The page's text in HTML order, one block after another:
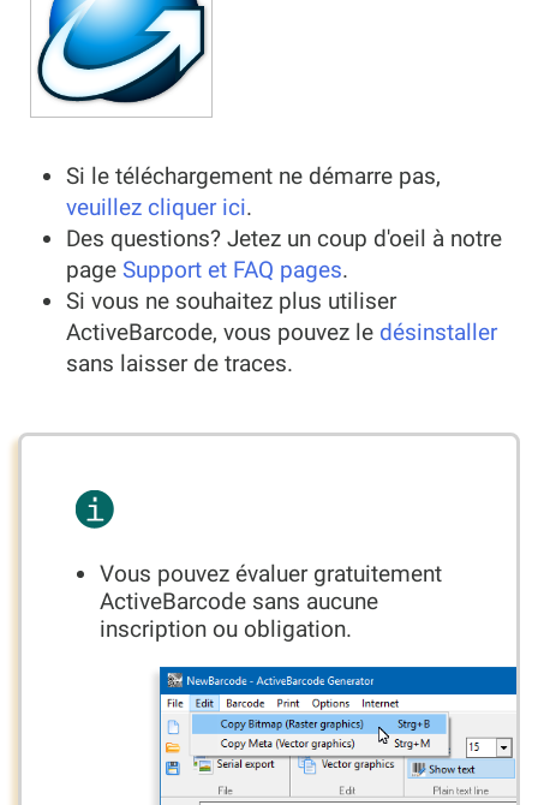
Si le téléchargement ne démarre pas,
veuillez cliquer ici.
Des questions? Jetez un coup d'oeil à notre
page Support et FAQ pages.
Si vous ne souhaitez plus utiliser
ActiveBarcode, vous pouvez le désinstaller
sans laisser de traces.
Vous pouvez évaluer gratuitement
ActiveBarcode sans aucune
inscription ou obligation.